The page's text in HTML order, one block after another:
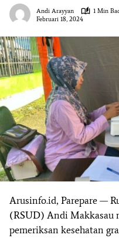
Andi Arayyan
1 Min
Februari 18, 2024
Arusinfo.id, Parepare —
(RSUD) Andi Makkasau
pemeriksan kesehatan